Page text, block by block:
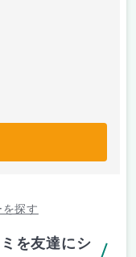
探す
を友達にシ